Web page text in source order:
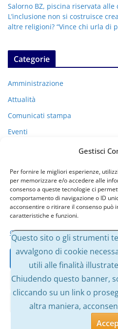
Gestisci
Per fornire le migliori esperienze,
per memorizzare e/o accedere alle
consenso a queste tecnologie ci
comportamento di navigazione o ID
acconsentire o ritirare il consenso può
caratteristiche e funzioni.
Gestisci servizi
Nega
Visualizza le
Cookie
Salorno BZ, piscina riservata
L’inclusione non si costruisce
altre religioni? “Vince chi urla di
Categorie
Amministrazione
Attualità
Comunicati stampa
Eventi
Uncategorized
Archivi
A
h
Copyright © 2026Massimo
di
Questo sito o gli strumenti
avvalgono di cookie
utili alle finalità
Chiudendo questo banner,
cliccando su un link o
altra maniera,